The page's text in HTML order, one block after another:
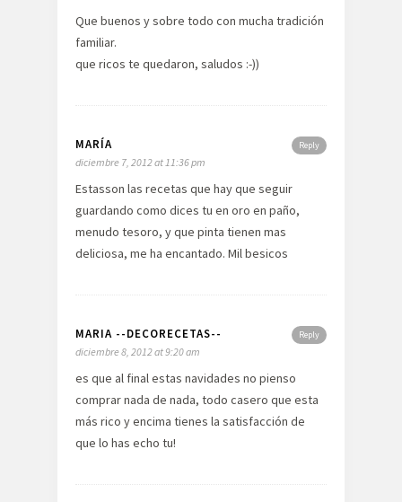
Que buenos y sobre todo con mucha tradición
familiar.
que ricos te quedaron, saludos :-))
Reply
MARÍA
diciembre 7, 2012 at 11:36 pm
Estasson las recetas que hay que seguir
guardando como dices tu en oro en paño,
menudo tesoro, y que pinta tienen mas
deliciosa, me ha encantado. Mil besicos
Reply
MARIA --DECORECETAS--
diciembre 8, 2012 at 9:20 am
es que al final estas navidades no pienso
comprar nada de nada, todo casero que esta
más rico y encima tienes la satisfacción de
que lo has echo tu!